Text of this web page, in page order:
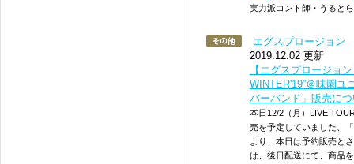
実力派コント師・うると
エグスプロージョン
2019.12.02 更新
【エグスプロージョ
WINTER'19”＠味園ユ
バーバンド」販売に
本日12/2（月）LIVE
売を予定していました、
より、本日は予約販売と
は、後日配送にて、商品